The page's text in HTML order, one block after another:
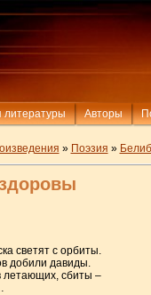
литературы Авторы
» Поэзия »
светят с орбиты.
добили давиды.
летающих, сбиты –